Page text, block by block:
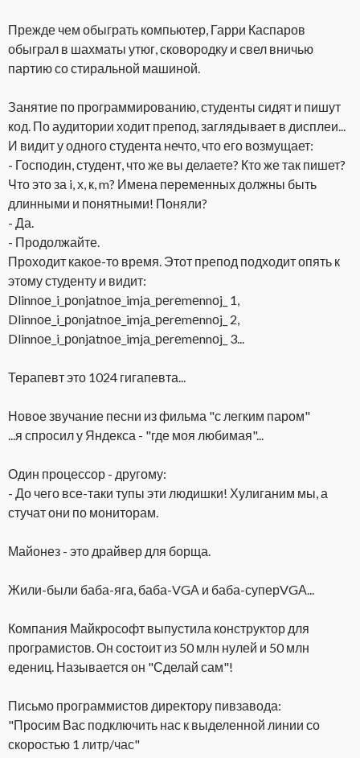
Прежде чем обыграть компьютер, Гарри Каспаров
обыграл в шахматы утюг, сковородку и свел вничью
партию со стиральной машиной.
Занятие по программированию, студенты сидят и пишут
код. По аудитории ходит препод, заглядывает в дисплеи...
И видит у одного студента нечто, что его возмущает:
- Господин, студент, что же вы делаете? Кто же так пишет?
Что это за i, х, к, m? Имена переменных должны быть
длинными и понятными! Поняли?
- Да.
- Продолжайте.
Проходит какое-то время. Этот препод подходит опять к
этому студенту и видит:
Dlinnое_i_роnjаtnое_imjа_реrеmеnnоj_ 1,
Dlinnое_i_роnjаtnое_imjа_реrеmеnnоj_ 2,
Dlinnое_i_роnjаtnое_imjа_реrеmеnnоj_ 3...
Терапевт это 1024 гигапевта...
Новое звучание песни из фильма "с легким паром"
...я спросил у Яндекса - "где моя любимая"...
Один процессор - другому:
- До чего все-таки тупы эти людишки! Хулиганим мы, а
стучат они по мониторам.
Майонез - это драйвер для борща.
Жили-были баба-яга, баба-VGА и баба-суперVGА...
Компания Майкрософт выпустила конструктор для
програмистов. Он состоит из 50 млн нулей и 50 млн
едениц. Называется он "Сделай сам"!
Письмо программистов директору пивзавода:
"Просим Вас подключить нас к выделенной линии со
скоростью 1 литр/час"